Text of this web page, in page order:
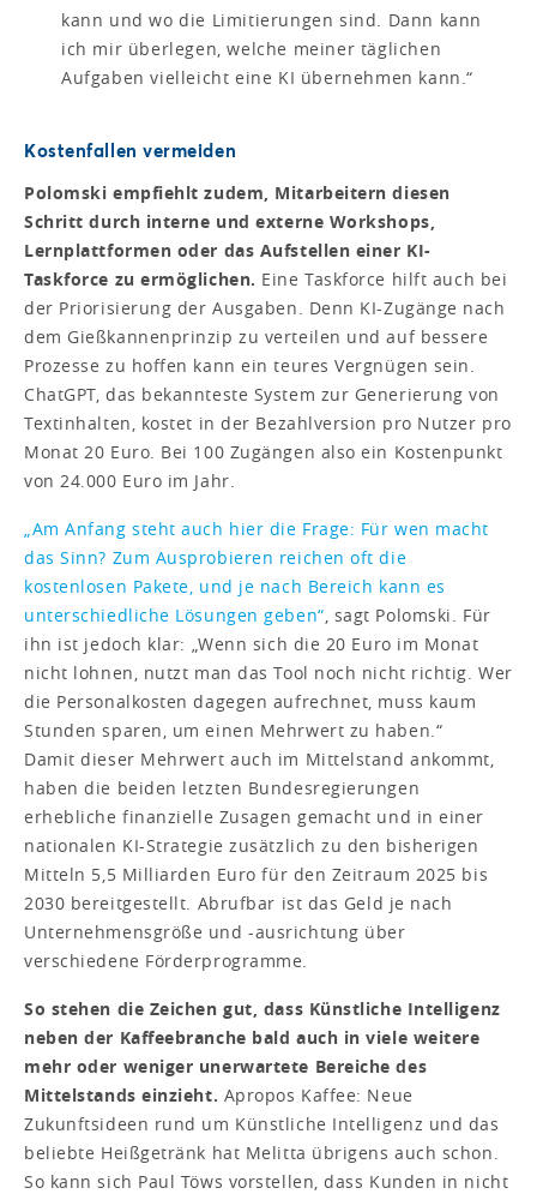
kann und wo die Limitierungen sind. Dann kann
ich mir überlegen, welche meiner täglichen
Aufgaben vielleicht eine KI übernehmen kann.“
Kostenfallen vermeiden
Polomski empfiehlt zudem, Mitarbeitern diesen
Schritt durch interne und externe Workshops,
Lernplattformen oder das Aufstellen einer KI-
Taskforce zu ermöglichen. Eine Taskforce hilft auch bei
der Priorisierung der Ausgaben. Denn KI-Zugänge nach
dem Gießkannenprinzip zu verteilen und auf bessere
Prozesse zu hoffen kann ein teures Vergnügen sein.
ChatGPT, das bekannteste System zur Generierung von
Textinhalten, kostet in der Bezahlversion pro Nutzer pro
Monat 20 Euro. Bei 100 Zugängen also ein Kostenpunkt
von 24.000 Euro im Jahr.
„Am Anfang steht auch hier die Frage: Für wen macht
das Sinn? Zum Ausprobieren reichen oft die
kostenlosen Pakete, und je nach Bereich kann es
unterschiedliche Lösungen geben“, sagt Polomski. Für
ihn ist jedoch klar: „Wenn sich die 20 Euro im Monat
nicht lohnen, nutzt man das Tool noch nicht richtig. Wer
die Personalkosten dagegen aufrechnet, muss kaum
Stunden sparen, um einen Mehrwert zu haben.“
Damit dieser Mehrwert auch im Mittelstand ankommt,
haben die beiden letzten Bundesregierungen
erhebliche finanzielle Zusagen gemacht und in einer
nationalen KI-Strategie zusätzlich zu den bisherigen
Mitteln 5,5 Milliarden Euro für den Zeitraum 2025 bis
2030 bereitgestellt. Abrufbar ist das Geld je nach
Unternehmensgröße und -ausrichtung über
verschiedene Förderprogramme.
So stehen die Zeichen gut, dass Künstliche Intelligenz
neben der Kaffeebranche bald auch in viele weitere
mehr oder weniger unerwartete Bereiche des
Mittelstands einzieht. Apropos Kaffee: Neue
Zukunftsideen rund um Künstliche Intelligenz und das
beliebte Heißgetränk hat Melitta übrigens auch schon.
So kann sich Paul Töws vorstellen, dass Kunden in nicht